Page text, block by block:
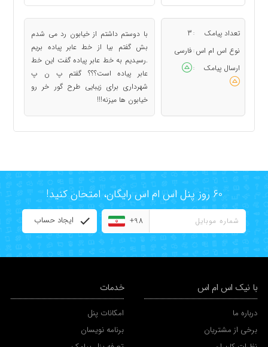
تعداد پیامک :
3
نوع اس ام اس : فارسی
ارسال پیامک
:
با دوستم داشتم از خیابون رد می شدم
بش گفتم بیا از خط عابر پیاده بریم
.رسیدیم به خط عابر پیاده گفت این خط
عابر پیاده است؟؟؟ گفتم پ ن پ
شهرداری برای زیبایی طرح گور خر رو
خیابون ها میزنه!!!
60 روز پنل اس ام اس رایگان، امتحان کنید!
+98 ایجاد حساب
با نیک اس ام اس
درباره ما
برخی از مشتریان
خدمات
امکانات پنل
برنامه نویسان